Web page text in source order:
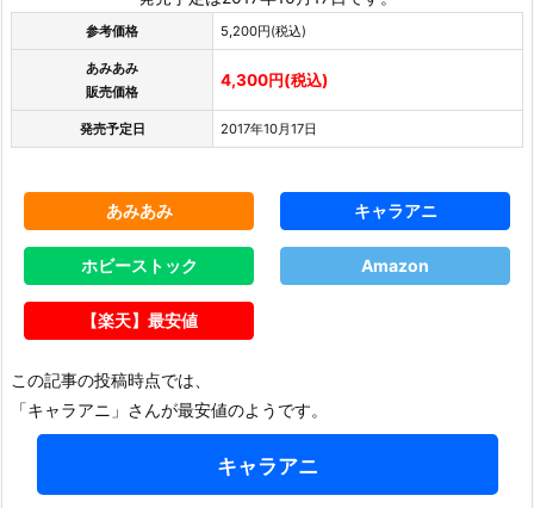
参考価格 5,200円(税込)
あみあみ
販売価格
4,300円(税込)
発売予定日 2017年10月17日
あみあみ キャラアニ
ホビーストック Amazon
【楽天】最安値
この記事の投稿時点では、
「キャラアニ」さんが最安値のようです。
キャラアニ